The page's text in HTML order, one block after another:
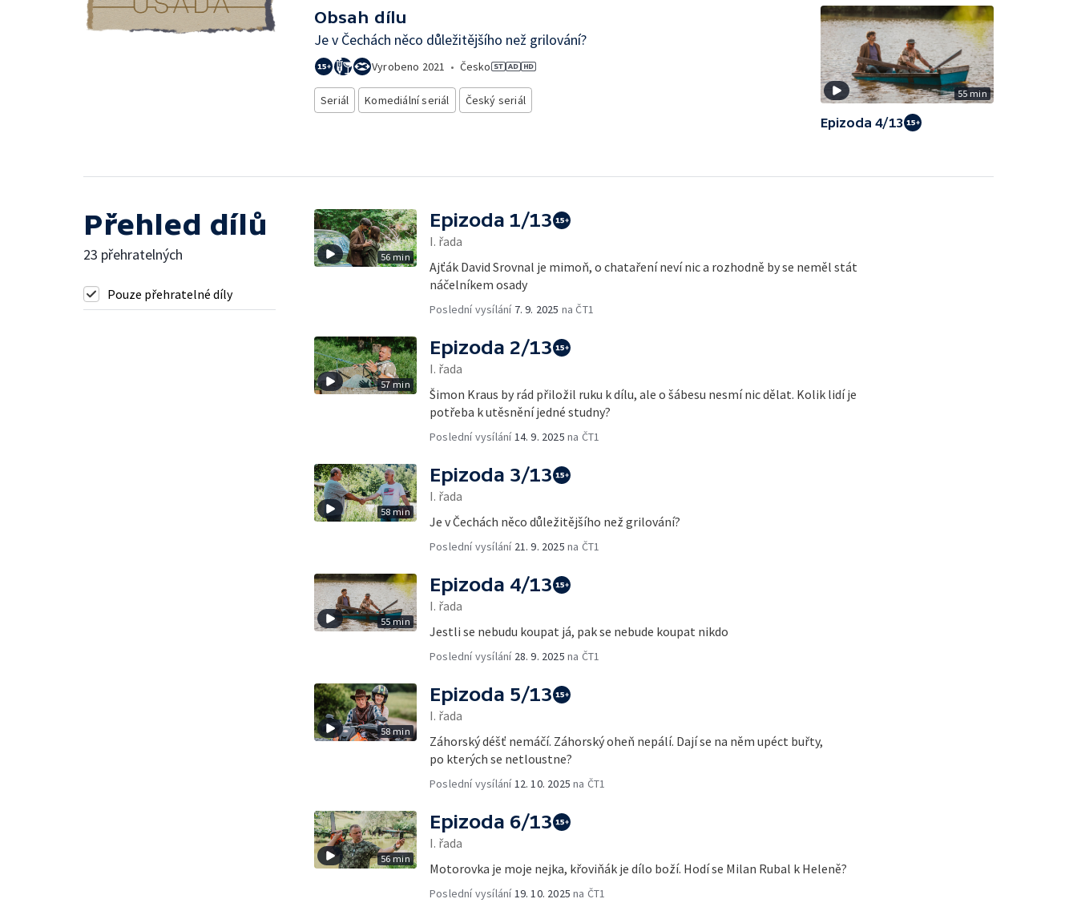
Obsah dílu
Je v Čechách něco důležitějšího než grilování?
Vyrobeno 2021 • Česko
Seriál Komediální seriál Český seriál 55 min
Epizoda 4/13
Přehled dílů
23 přehratelných
Pouze přehratelné díly
56 min
Epizoda 1/13
I. řada
Ajťák David Srovnal je mimoň, o chataření neví nic a rozhodně by se neměl stát
náčelníkem osady
Poslední vysílání 7. 9. 2025 na ČT1
57 min
Epizoda 2/13
I. řada
Šimon Kraus by rád přiložil ruku k dílu, ale o šábesu nesmí nic dělat. Kolik lidí je
potřeba k utěsnění jedné studny?
Poslední vysílání 14. 9. 2025 na ČT1
58 min
Epizoda 3/13
I. řada
Je v Čechách něco důležitějšího než grilování?
Poslední vysílání 21. 9. 2025 na ČT1
55 min
Epizoda 4/13
I. řada
Jestli se nebudu koupat já, pak se nebude koupat nikdo
Poslední vysílání 28. 9. 2025 na ČT1
58 min
Epizoda 5/13
I. řada
Záhorský déšť nemáčí. Záhorský oheň nepálí. Dají se na něm upéct buřty,
po kterých se netloustne?
Poslední vysílání 12. 10. 2025 na ČT1
56 min
Epizoda 6/13
I. řada
Motorovka je moje nejka, křoviňák je dílo boží. Hodí se Milan Rubal k Heleně?
Poslední vysílání 19. 10. 2025 na ČT1